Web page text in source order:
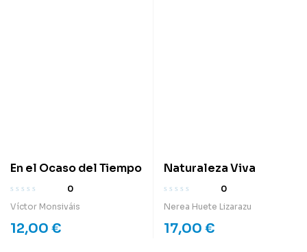
En el Ocaso del Tiempo
0
Víctor Monsiváis
12,00 €
Naturaleza Viva
0
Nerea Huete Lizarazu
17,00 €